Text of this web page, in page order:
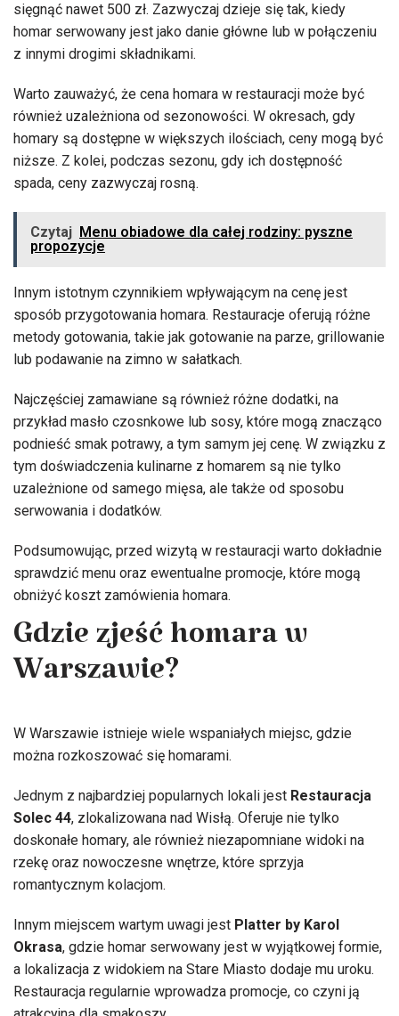
sięgnąć nawet 500 zł. Zazwyczaj dzieje się tak, kiedy
homar serwowany jest jako danie główne lub w połączeniu
z innymi drogimi składnikami.
Warto zauważyć, że cena homara w restauracji może być
również uzależniona od sezonowości. W okresach, gdy
homary są dostępne w większych ilościach, ceny mogą być
niższe. Z kolei, podczas sezonu, gdy ich dostępność
spada, ceny zazwyczaj rosną.
Czytaj Menu obiadowe dla całej rodziny: pyszne
propozycje
Innym istotnym czynnikiem wpływającym na cenę jest
sposób przygotowania homara. Restauracje oferują różne
metody gotowania, takie jak gotowanie na parze, grillowanie
lub podawanie na zimno w sałatkach.
Najczęściej zamawiane są również różne dodatki, na
przykład masło czosnkowe lub sosy, które mogą znacząco
podnieść smak potrawy, a tym samym jej cenę. W związku z
tym doświadczenia kulinarne z homarem są nie tylko
uzależnione od samego mięsa, ale także od sposobu
serwowania i dodatków.
Podsumowując, przed wizytą w restauracji warto dokładnie
sprawdzić menu oraz ewentualne promocje, które mogą
obniżyć koszt zamówienia homara.
Gdzie zjeść homara w
Warszawie?
W Warszawie istnieje wiele wspaniałych miejsc, gdzie
można rozkoszować się homarami.
Jednym z najbardziej popularnych lokali jest Restauracja
Solec 44, zlokalizowana nad Wisłą. Oferuje nie tylko
doskonałe homary, ale również niezapomniane widoki na
rzekę oraz nowoczesne wnętrze, które sprzyja
romantycznym kolacjom.
Innym miejscem wartym uwagi jest Platter by Karol
Okrasa, gdzie homar serwowany jest w wyjątkowej formie,
a lokalizacja z widokiem na Stare Miasto dodaje mu uroku.
Restauracja regularnie wprowadza promocje, co czyni ją